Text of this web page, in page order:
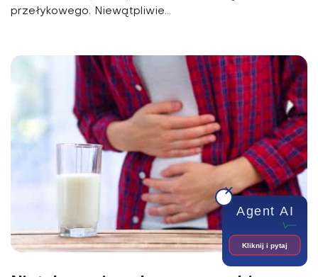
przełykowego. Niewątpliwie...
Agent AI
Kliknij i pytaj